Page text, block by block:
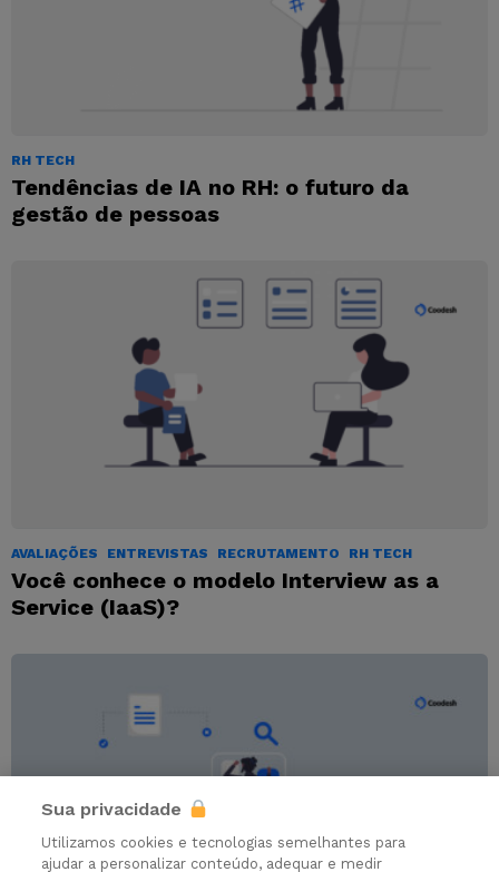
RH TECH
Tendências de IA no RH: o futuro da
gestão de pessoas
AVALIAÇÕES ENTREVISTAS RECRUTAMENTO RH TECH
Você conhece o modelo Interview as a
Service (IaaS)?
Sua privacidade
Utilizamos cookies e tecnologias semelhantes para
ajudar a personalizar conteúdo, adequar e medir